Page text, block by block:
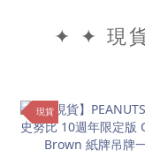
✦ ✦ 現
現貨